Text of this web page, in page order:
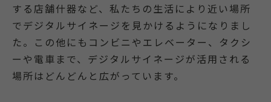
する店舗什器など、私たちの生活により近い場所
でデジタルサイネージを見かけるようになりまし
た。この他にもコンビニやエレベーター、タクシ
ーや電車まで、デジタルサイネージが活用される
場所はどんどんと広がっています。